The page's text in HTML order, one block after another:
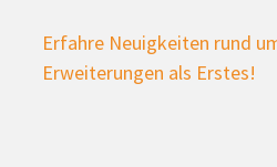
Erfahre Neuigkeiten rund
Erweiterungen als Erstes!